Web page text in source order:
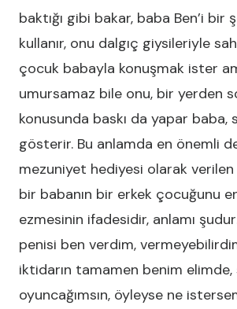
baktığı gibi bakar, baba Ben’i bir
kullanır, onu dalgıç giysileriyle
çocuk babayla konuşmak ister
umursamaz bile onu, bir yerden
konusunda baskı da yapar baba,
gösterir. Bu anlamda en önemli
mezuniyet hediyesi olarak verilen
bir babanın bir erkek çocuğunu
ezmesinin ifadesidir, anlamı
penisi ben verdim,
iktidarın tamamen benim elimde,
oyuncağımsın, öyleyse ne